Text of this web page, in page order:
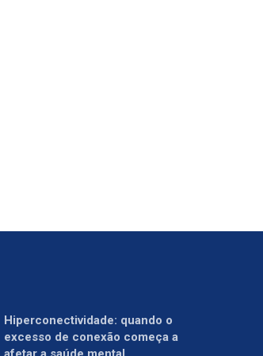
Hiperconectividade: quando o
excesso de conexão começa a